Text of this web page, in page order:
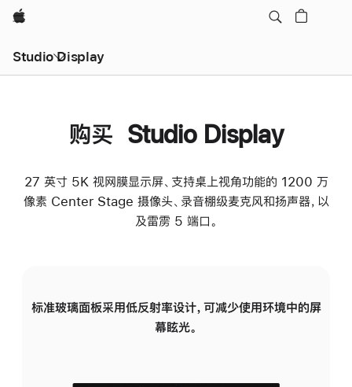
Apple
Studio Display
购买 Studio Display
27 英寸 5K 视网膜显示屏、支持桌上视角功能的 1200 万
像素 Center Stage 摄像头、录音棚级麦克风和扬声器，以
及雷雳 5 端口。
标准玻璃面板采用低反射率设计，可减少使用环境中的屏
幕眩光。